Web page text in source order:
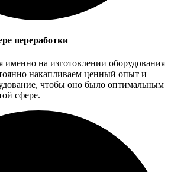
переработки
на изготовлении оборудования
накапливаем ценный опыт и
чтобы оно было оптимальным
сфере.